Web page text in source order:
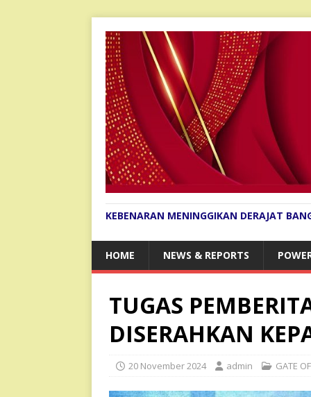
KEBENARAN MENINGGIKAN DERAJAT
HOME NEWS & REPORTS
TUGAS
DISERAHKAN
20 November 2024 admin GATE